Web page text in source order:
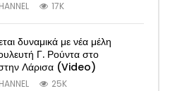
17K
δυναμικά με νέα μέλη
Γ. Ρούντα στο
Λάρισα (Video)
25K